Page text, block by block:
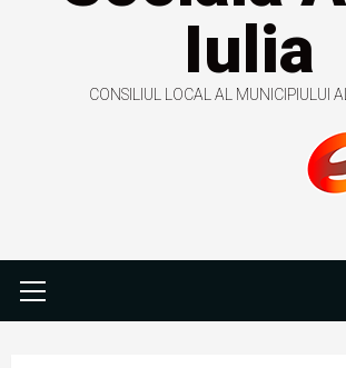
Iulia
CONSILIUL LOCAL AL MUNICIPIULUI